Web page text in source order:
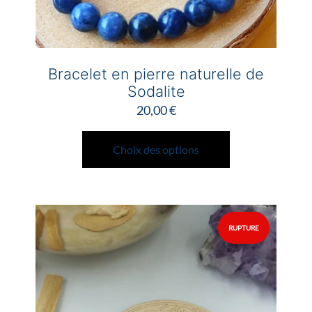
produit
Bracelet en pierre naturelle de
Sodalite
20,00€
Choix des options
Ce
a
variations.
Les
options
peuvent
être
choisies